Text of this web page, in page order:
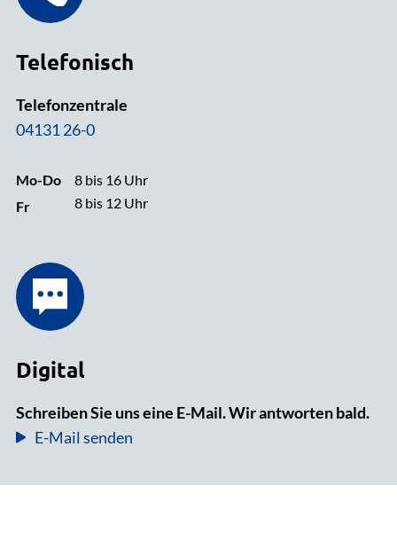
Telefonisch
Telefonzentrale
04131 26-0
Mo-Do
Fr
8 bis 16 Uhr
8 bis 12 Uhr
Digital
Schreiben Sie uns eine E-Mail. Wir antworten bald.
E-Mail senden